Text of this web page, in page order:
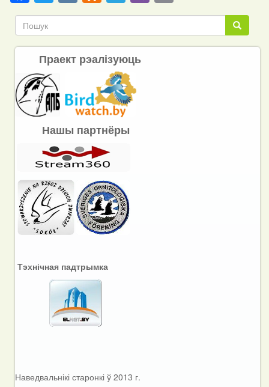
Link Пошук
Пошук
Праект рэалізуюць
Нашы партнёры
Тэхнічная падтрымка
Наведвальнікі старонкі ў 2013 г.